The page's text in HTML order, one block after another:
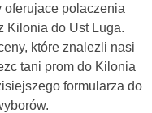
oferujace polaczenia
Kilonia do Ust Luga.
które znalezli nasi
tani prom do Kilonia
formularza do